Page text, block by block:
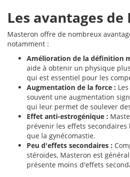
Les avantages
Masteron offre de nombreux
notamment :
Amélioration de la définition
aide à obtenir un physique
qui est essentiel pour les
Augmentation de la force :
souvent une augmentation
qui leur permet de soulever
Effet anti-estrogénique :
prévenir les effets
que la gynécomastie.
Peu d'effets secondaires :
stéroïdes, Masteron est
présente moins d'effets